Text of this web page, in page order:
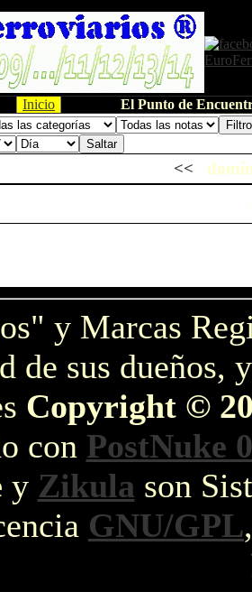
Inicio El Punto de
<<
y Marcas
de sus dueños,
Copyright ©
con PostNuke
y Zikula son
GNU/GPL